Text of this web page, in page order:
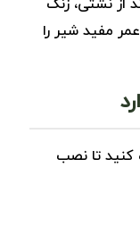
از نشتی، زنگ
مفید شیر را
کنید تا نصب